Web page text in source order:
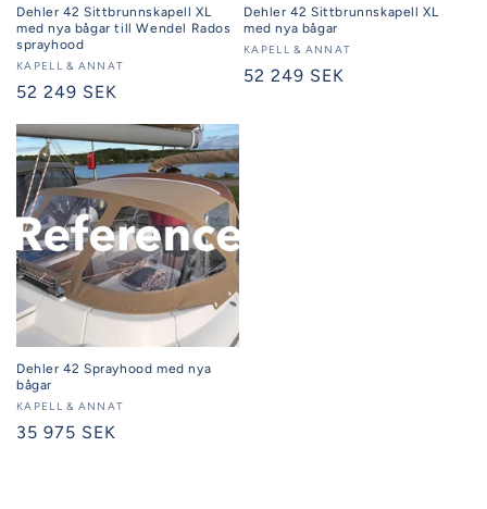
Dehler 42 Sittbrunnskapell XL
med nya bågar till Wendel Rados
sprayhood
Säljare:
KAPELL & ANNAT
Ordinarie
52 249 SEK
Dehler 42 Sittbrunnskapell XL
med nya bågar
Säljare:
KAPELL & ANNAT
Ordinarie
52 249 SEK
Dehler 42 Sprayhood med nya
bågar
Säljare:
KAPELL & ANNAT
Ordinarie
35 975 SEK